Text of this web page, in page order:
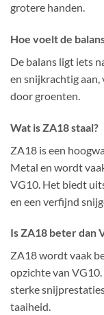
grotere handen.
Hoe voelt de
De balans ligt iets
en snijkrachtig
door groenten.
Wat is ZA18 staal?
ZA18 is een
Metal en wordt
VG10. Het biedt
en een verfijnd
Is ZA18 beter dan
ZA18 wordt vaak
opzichte van
sterke
taaiheid.